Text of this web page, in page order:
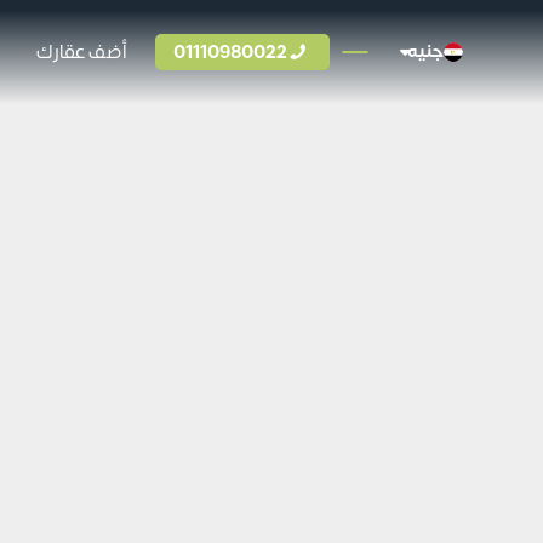
جنيه 01110980022 أضف عقارك